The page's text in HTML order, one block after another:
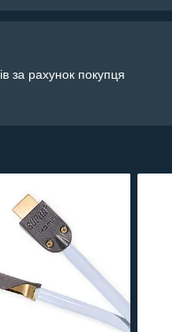
за рахунок покупця